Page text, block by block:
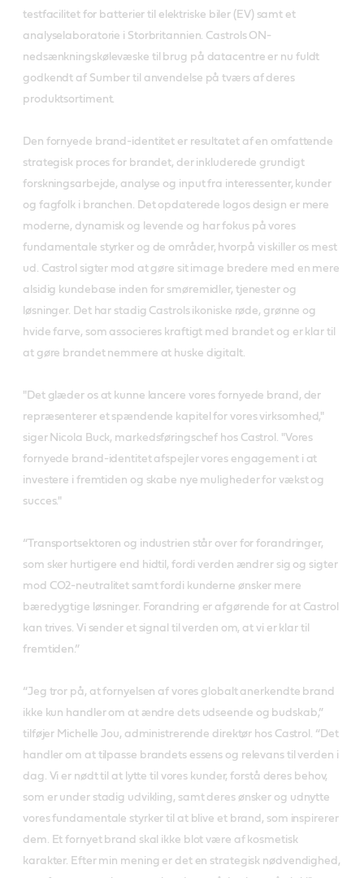
testfacilitet for batterier til elektriske biler (EV) samt et
analyselaboratorie i Storbritannien. Castrols ON-
nedsænkningskølevæske til brug på datacentre er nu fuldt
godkendt af Sumber til anvendelse på tværs af deres
produktsortiment.
Den fornyede brand-identitet er resultatet af en omfattende
strategisk proces for brandet, der inkluderede grundigt
forskningsarbejde, analyse og input fra interessenter, kunder
og fagfolk i branchen. Det opdaterede logos design er mere
moderne, dynamisk og levende og har fokus på vores
fundamentale styrker og de områder, hvorpå vi skiller os mest
ud. Castrol sigter mod at gøre sit image bredere med en mere
alsidig kundebase inden for smøremidler, tjenester og
løsninger. Det har stadig Castrols ikoniske røde, grønne og
hvide farve, som associeres kraftigt med brandet og er klar til
at gøre brandet nemmere at huske digitalt.
"Det glæder os at kunne lancere vores fornyede brand, der
repræsenterer et spændende kapitel for vores virksomhed,"
siger Nicola Buck, markedsføringschef hos Castrol. "Vores
fornyede brand-identitet afspejler vores engagement i at
investere i fremtiden og skabe nye muligheder for vækst og
succes."
“Transportsektoren og industrien står over for forandringer,
som sker hurtigere end hidtil, fordi verden ændrer sig og sigter
mod CO2-neutralitet samt fordi kunderne ønsker mere
bæredygtige løsninger. Forandring er afgørende for at Castrol
kan trives. Vi sender et signal til verden om, at vi er klar til
fremtiden.”
“Jeg tror på, at fornyelsen af vores globalt anerkendte brand
ikke kun handler om at ændre dets udseende og budskab,”
tilføjer Michelle Jou, administrerende direktør hos Castrol. “Det
handler om at tilpasse brandets essens og relevans til verden i
dag. Vi er nødt til at lytte til vores kunder, forstå deres behov,
som er under stadig udvikling, samt deres ønsker og udnytte
vores fundamentale styrker til at blive et brand, som inspirerer
dem. Et fornyet brand skal ikke blot være af kosmetisk
karakter. Efter min mening er det en strategisk nødvendighed,